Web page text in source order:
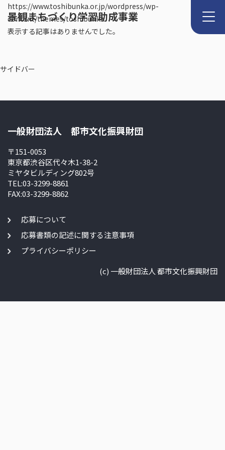
景観まちづくり学習助成事業
https://www.toshibunka.or.jp/wordpress/wp-
content/themes/toshibunka
表示する記事はありませんでした。
サイドバー
一般財団法人 都市文化振興財団
〒151-0053
東京都渋谷区代々木1-38-2
ミヤタビルディング802号
TEL:03-3299-8861
FAX:03-3299-8862
応募について
応募書類の記述に関する注意事項
プライバシーポリシー
(c) 一般財団法人 都市文化振興財団